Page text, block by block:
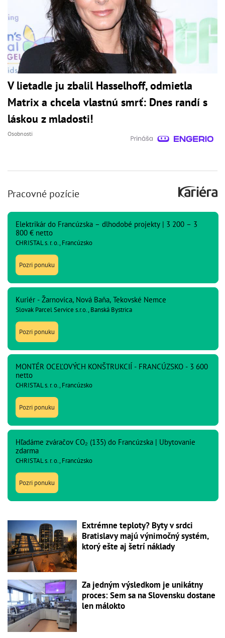
V lietadle ju zbalil Hasselhoff, odmietla
Matrix a chcela vlastnú smrť: Dnes randí s
láskou z mladosti!
Osobnosti
Pracovné pozície
Elektrikár do Francúzska – dlhodobé projekty | 3 200 – 3
800 € netto
CHRISTAL s. r. o., Francúzsko
Pozri ponuku
Kuriér - Žarnovica, Nová Baňa, Tekovské Nemce
Slovak Parcel Service s.r.o., Banská Bystrica
Pozri ponuku
MONTÉR OCEĽOVÝCH KONŠTRUKCIÍ - FRANCÚZSKO - 3 600
netto
CHRISTAL s. r. o., Francúzsko
Pozri ponuku
Hľadáme zváračov CO₂ (135) do Francúzska | Ubytovanie
zdarma
CHRISTAL s. r. o., Francúzsko
Pozri ponuku
Extrémne teploty? Byty v srdci
Bratislavy majú výnimočný systém,
ktorý ešte aj šetrí náklady
Za jedným výsledkom je unikátny
proces: Sem sa na Slovensku dostane
len málokto